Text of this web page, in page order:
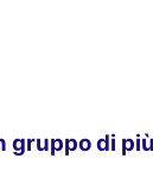
gruppo di